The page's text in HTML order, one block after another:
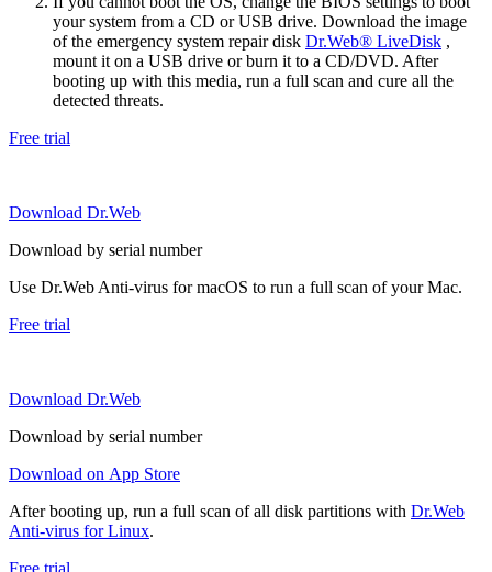
your system from a CD or USB drive. Download the image
of the emergency system repair disk Dr.Web® LiveDisk ,
mount it on a USB drive or burn it to a CD/DVD. After
booting up with this media, run a full scan and cure all the
detected threats.
Free trial
Download Dr.Web
Download by serial number
Use Dr.Web Anti-virus for macOS to run a full scan of your Mac.
Free trial
Download Dr.Web
Download by serial number
Download on App Store
After booting up, run a full scan of all disk partitions with Dr.Web
Anti-virus for Linux.
Free trial